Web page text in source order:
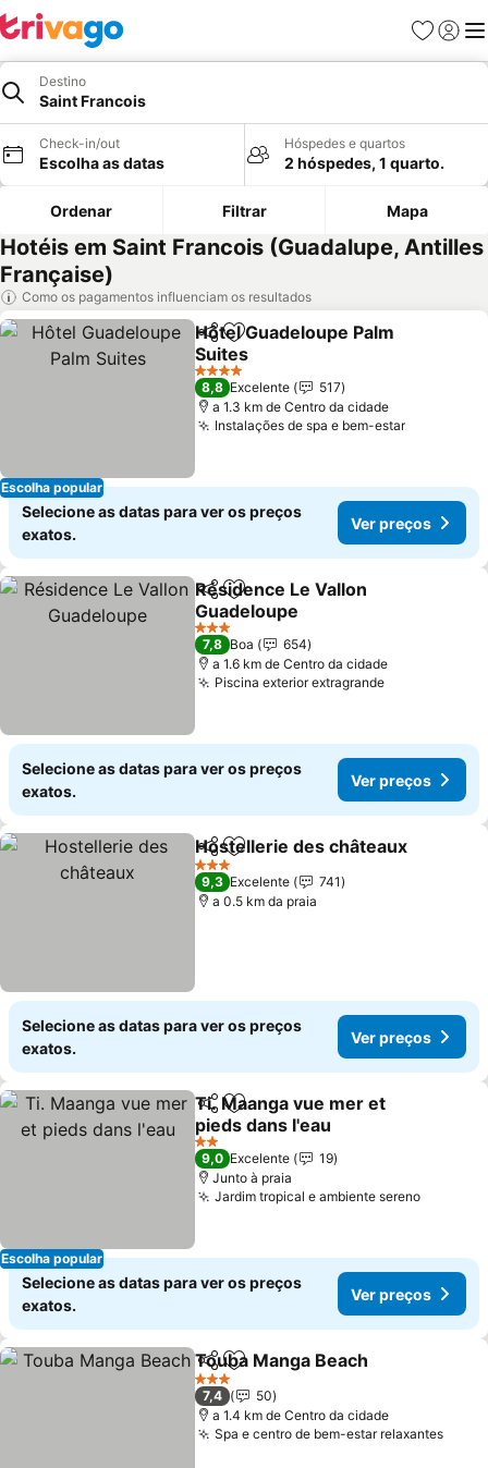
Favoritos
Iniciar
Destino
Saint Francois
Check-in/out
Escolha as datas
Hóspedes e quartos
2 hóspedes, 1 quarto.
Ordenar Filtrar Mapa
Hotéis em Saint Francois (Guadalupe, Antilles
Française)
Como os pagamentos influenciam os resultados
Escolha popular
PartilharAdicionar aos favoritos
Hôtel Guadeloupe Palm
Suites
4 Estrelas
8,8 Excelente
517
a 1.3 km de Centro da cidade
Instalações de spa e bem-estar
Selecione as datas para ver os preços
exatos.
Ver preços
PartilharAdicionar aos favoritos
Résidence Le Vallon
Guadeloupe
3 Estrelas
7,8 Boa
654
a 1.6 km de Centro da cidade
Piscina exterior extragrande
Selecione as datas para ver os preços
exatos.
Ver preços
PartilharAdicionar aos favoritos
Hostellerie des châteaux
3 Estrelas
9,3 Excelente
741
a 0.5 km da praia
Selecione as datas para ver os preços
exatos.
Ver preços
Escolha popular
PartilharAdicionar aos favoritos
Ti. Maanga vue mer et
pieds dans l'eau
2 Estrelas
9,0 Excelente
19
Junto à praia
Jardim tropical e ambiente sereno
Selecione as datas para ver os preços
exatos.
Ver preços
PartilharAdicionar aos favoritos
Touba Manga Beach
3 Estrelas
7,4
50
a 1.4 km de Centro da cidade
Spa e centro de bem-estar relaxantes